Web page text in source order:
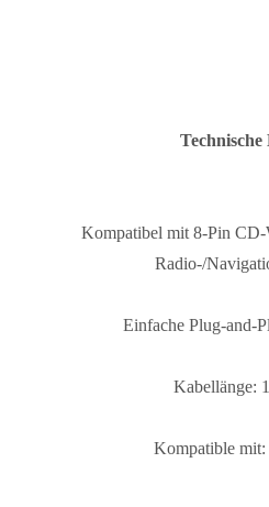
Technische
Kompatibel mit 8-Pin CD-
Radio-/
Einfache Plug-and-
Kabellänge:
Kompatible